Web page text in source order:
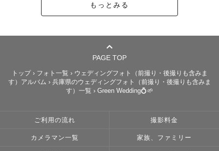
公共交通機関での移動となりますので、車が必要な場所で
の撮影は上記のエリアであってもご依頼をお受けできない
場合がございます。
また上記エリア内でも大阪駅から往復3000円を超過する場
撮影場所に関して個別で丁寧にご対応いたしますので、お
もっとみる
PAGE TOP
トップ› フォト一覧 › ウェディングフォト（前撮り・後撮りも含みま
す）アルバム › 兵庫県のウェディングフォト（前撮り・後撮りも含みま
す）一覧 › Green Wedding💍🌱
ご利用の流れ 撮影料金
カメラマン一覧 家族、ファミリー